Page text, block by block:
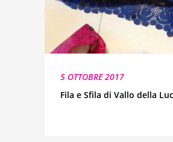
5 OTTOBRE 2017
Fila e Sfila di Vallo della